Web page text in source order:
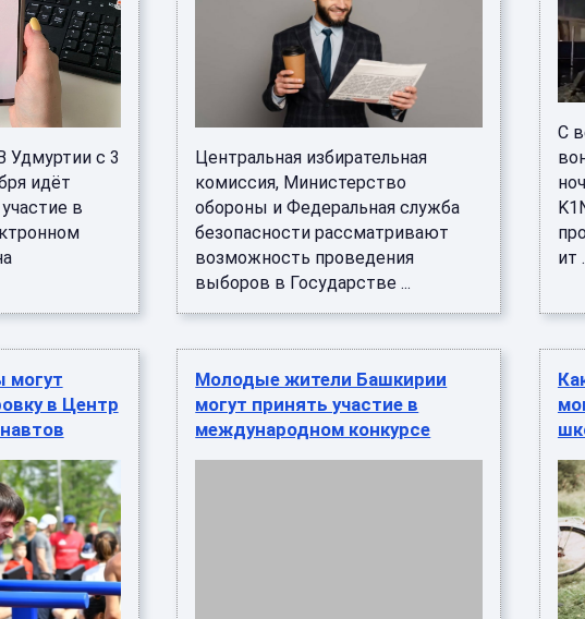
Удмуртии с 3
идёт
в
Центральная избирательная
комиссия, Министерство
обороны и Федеральная служба
безопасности рассматривают
возможность проведения
выборов в Государстве ...
С
ит
могут
в Центр
Молодые жители Башкирии
могут принять участие в
международном конкурсе